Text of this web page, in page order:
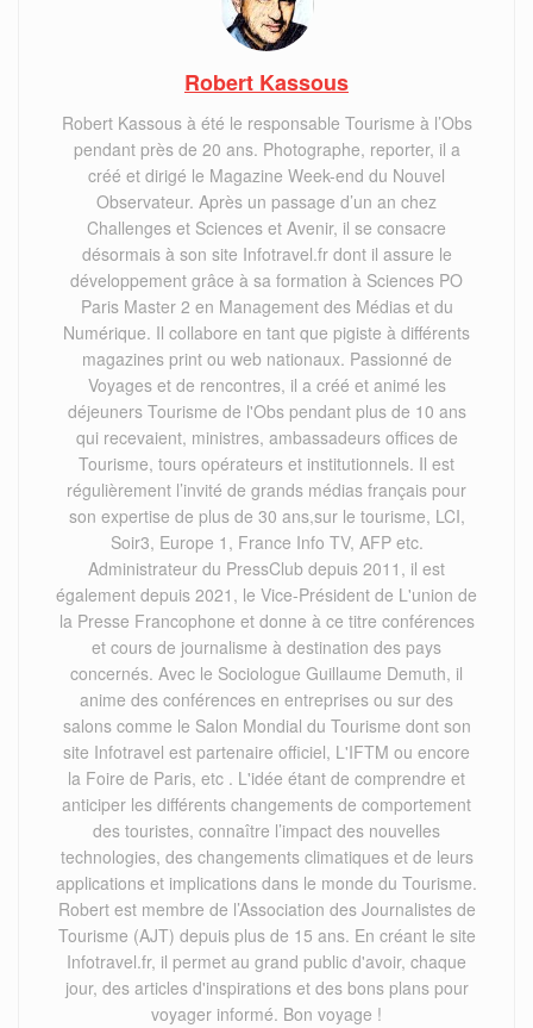
Robert Kassous
Robert Kassous à été le responsable Tourisme à l’Obs
pendant près de 20 ans. Photographe, reporter, il a
créé et dirigé le Magazine Week-end du Nouvel
Observateur. Après un passage d’un an chez
Challenges et Sciences et Avenir, il se consacre
désormais à son site Infotravel.fr dont il assure le
développement grâce à sa formation à Sciences PO
Paris Master 2 en Management des Médias et du
Numérique. Il collabore en tant que pigiste à différents
magazines print ou web nationaux. Passionné de
Voyages et de rencontres, il a créé et animé les
déjeuners Tourisme de l'Obs pendant plus de 10 ans
qui recevaient, ministres, ambassadeurs offices de
Tourisme, tours opérateurs et institutionnels. Il est
régulièrement l’invité de grands médias français pour
son expertise de plus de 30 ans,sur le tourisme, LCI,
Soir3, Europe 1, France Info TV, AFP etc.
Administrateur du PressClub depuis 2011, il est
également depuis 2021, le Vice-Président de L'union de
la Presse Francophone et donne à ce titre conférences
et cours de journalisme à destination des pays
concernés. Avec le Sociologue Guillaume Demuth, il
anime des conférences en entreprises ou sur des
salons comme le Salon Mondial du Tourisme dont son
site Infotravel est partenaire officiel, L'IFTM ou encore
la Foire de Paris, etc . L'idée étant de comprendre et
anticiper les différents changements de comportement
des touristes, connaître l’impact des nouvelles
technologies, des changements climatiques et de leurs
applications et implications dans le monde du Tourisme.
Robert est membre de l’Association des Journalistes de
Tourisme (AJT) depuis plus de 15 ans. En créant le site
Infotravel.fr, il permet au grand public d'avoir, chaque
jour, des articles d'inspirations et des bons plans pour
voyager informé. Bon voyage !